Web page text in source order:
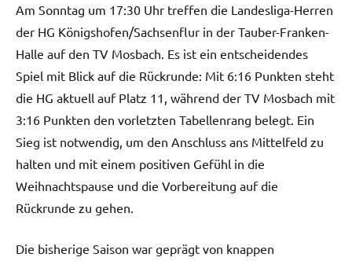
Am Sonntag um 17:30 Uhr treffen die Landesliga-Herren
der HG Königshofen/Sachsenflur in der Tauber-Franken-
Halle auf den TV Mosbach. Es ist ein entscheidendes
Spiel mit Blick auf die Rückrunde: Mit 6:16 Punkten steht
die HG aktuell auf Platz 11, während der TV Mosbach mit
3:16 Punkten den vorletzten Tabellenrang belegt. Ein
Sieg ist notwendig, um den Anschluss ans Mittelfeld zu
halten und mit einem positiven Gefühl in die
Weihnachtspause und die Vorbereitung auf die
Rückrunde zu gehen.
Die bisherige Saison war geprägt von knappen